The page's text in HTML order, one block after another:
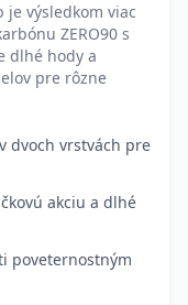
je výsledkom viac
ZERO90 s
dlhé hody a
pre rôzne
dvoch vrstvách pre
akciu a dlhé
poveternostným